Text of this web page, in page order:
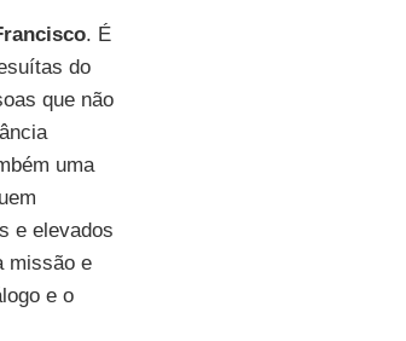
. É
do
que não
uma
e elevados
missão e
e o